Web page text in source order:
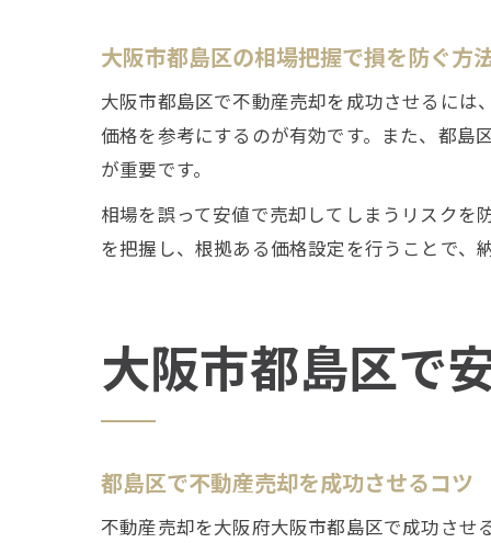
大阪市都島区の相場把握で損を防ぐ方
大阪市都島区で不動産売却を成功させるには
価格を参考にするのが有効です。また、都島
が重要です。
相場を誤って安値で売却してしまうリスクを
を把握し、根拠ある価格設定を行うことで、
大阪市都島区で
都島区で不動産売却を成功させるコツ
不動産売却を大阪府大阪市都島区で成功させ